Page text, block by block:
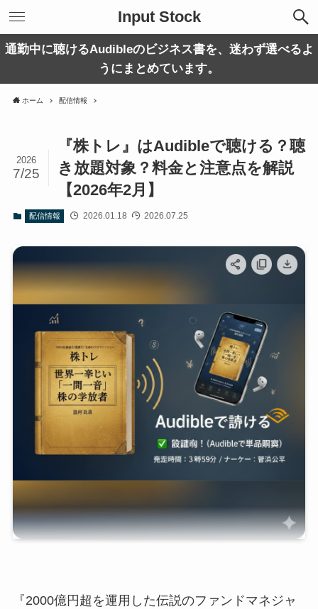
Input Stock
通勤中に聴けるAudibleのビジネス書を、迷わず選べるよ
うにまとめています。
ホーム 配信情報
『株トレ』はAudibleで聴ける？聴
き放題対象？料金と注意点を解説
【2026年2月】
2026
7/25
配信情報 2026.01.18 2026.07.25
『2000億円超を運用した伝説のファンドマネジャ